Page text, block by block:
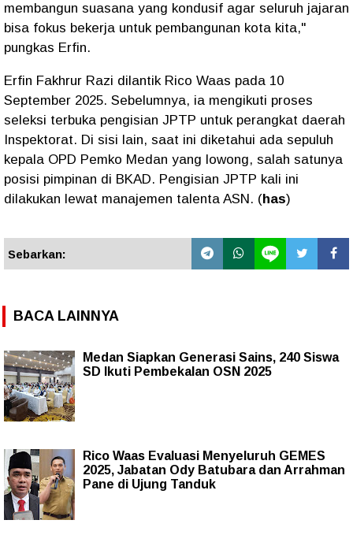
membangun suasana yang kondusif agar seluruh jajaran
bisa fokus bekerja untuk pembangunan kota kita,"
pungkas Erfin.
Erfin Fakhrur Razi dilantik Rico Waas pada 10
September 2025. Sebelumnya, ia mengikuti proses
seleksi terbuka pengisian JPTP untuk perangkat daerah
Inspektorat. Di sisi lain, saat ini diketahui ada sepuluh
kepala OPD Pemko Medan yang lowong, salah satunya
posisi pimpinan di BKAD. Pengisian JPTP kali ini
dilakukan lewat manajemen talenta ASN. (has)
Sebarkan:
BACA LAINNYA
Medan Siapkan Generasi Sains, 240 Siswa
SD Ikuti Pembekalan OSN 2025
Rico Waas Evaluasi Menyeluruh GEMES
2025, Jabatan Ody Batubara dan Arrahman
Pane di Ujung Tanduk